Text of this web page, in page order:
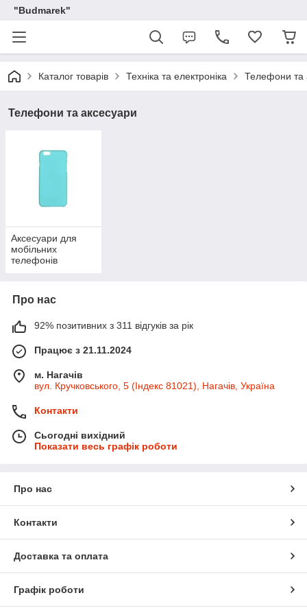
"Budmarek"
Каталог товарів Техніка та електроніка Телефони та
Телефони та аксесуари
Аксесуари для
мобільних
телефонів
Про нас
92% позитивних з 311 відгуків за рік
Працює з 21.11.2024
м. Нагачів
вул. Кручковського, 5 (Індекс 81021), Нагачів, Україна
Контакти
Сьогодні вихідний
Показати весь графік роботи
Про нас
Контакти
Доставка та оплата
Графік роботи